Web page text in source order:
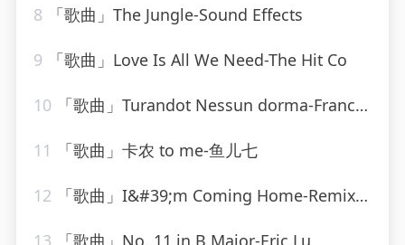
8 「歌曲」The Jungle-Sound Effects
9 「歌曲」Love Is All We Need-The Hit Co
10 「歌曲」Turandot Nessun dorma-Franck Pourcel
11 「歌曲」卡农 to me-鱼儿七
12 「歌曲」I&#39;m Coming Home-Remixed Hits Factory